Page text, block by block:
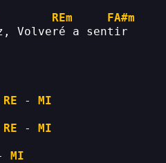
REm
FA#m
Volveré a sentir
RE - MI
RE - MI
MI